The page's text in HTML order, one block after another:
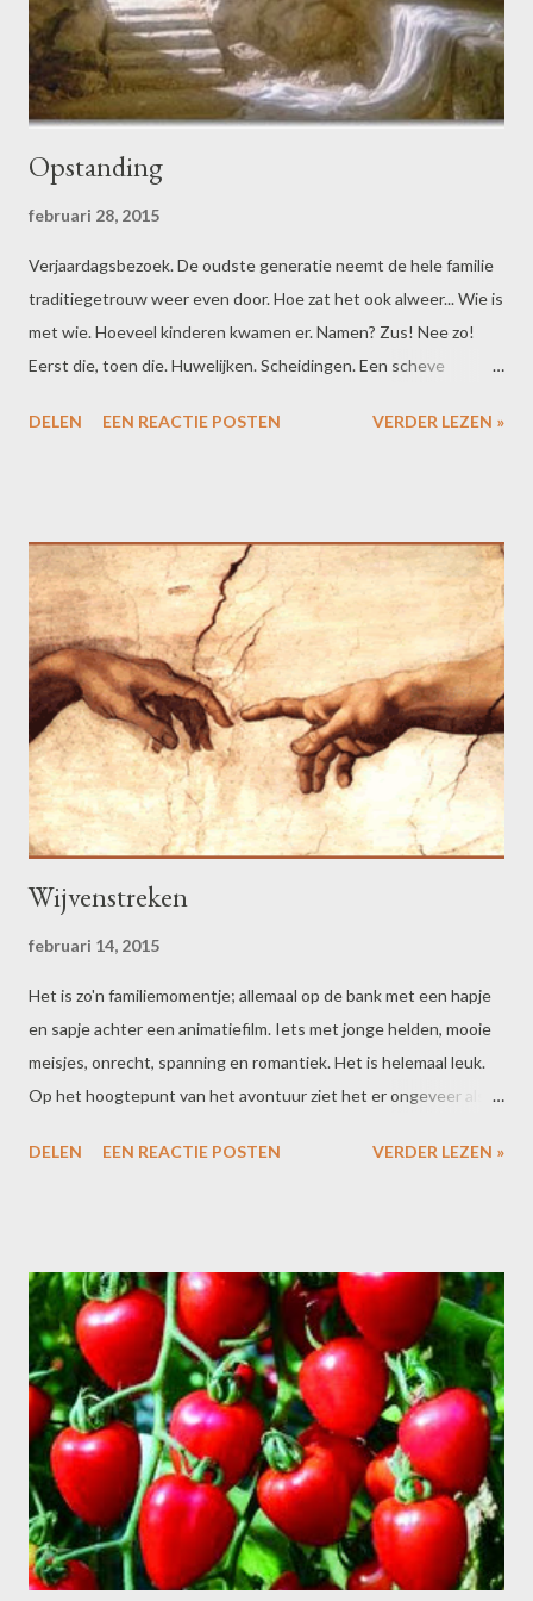
Opstanding
februari 28, 2015
Verjaardagsbezoek. De oudste generatie neemt de hele familie
traditiegetrouw weer even door. Hoe zat het ook alweer... Wie is
met wie. Hoeveel kinderen kwamen er. Namen? Zus! Nee zo!
Eerst die, toen die. Huwelijken. Scheidingen. Een scheve
dialect. Als we bij het hoofdstuk overlijden aankomen, doet ook
DELEN EEN REACTIE POSTEN VERDER LEZEN »
Wijvenstreken
februari 14, 2015
Het is zo'n familiemomentje; allemaal op de bank met een hapje
en sapje achter een animatiefilm. Iets met jonge helden, mooie
meisjes, onrecht, spanning en romantiek. Het is helemaal leuk.
Op het hoogtepunt van het avontuur ziet het er ongeveer als
elkaar voelen, jongen is door de echte boef ontmaskert als
hangbrug, de enige die hem kan redden is... het meisje. Hebt u
dat beeld een beetje scherp? Zo spannend dus. We zitten er
helemaal in. Het meisje wil haar hand uitsteken, maar bedenkt
zich en vraagt dan aan twee wanhopige ogen: "Is er iets waar je
niet over hebt gelogen?" Onze bank schudt. De oudste dochter
trekt het niet meer. "Oh, dat zijn weer echt van die
wijvenstreken. De wereld staat in brand, maar nee hoor,...
DELEN EEN REACTIE POSTEN VERDER LEZEN »